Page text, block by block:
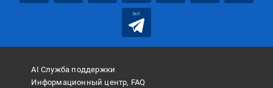
bot
AI Служба поддержки
Информационный центр, FAQ